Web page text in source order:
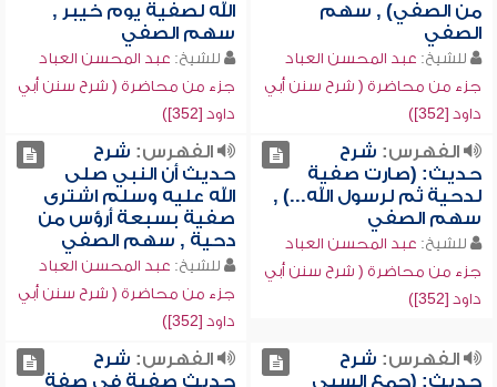
من الصفي) , سهم
الصفي
للشيخ: عبد المحسن العباد
جزء من محاضرة ( شرح سنن أبي
داود [352])
الله لصفية يوم خيبر ,
سهم الصفي
للشيخ: عبد المحسن العباد
جزء من محاضرة ( شرح سنن أبي
داود [352])
الفهرس: شرح
حديث: (صارت صفية
لدحية ثم لرسول الله...) ,
سهم الصفي
للشيخ: عبد المحسن العباد
جزء من محاضرة ( شرح سنن أبي
داود [352])
الفهرس: شرح
حديث أن النبي صلى
الله عليه وسلم اشترى
صفية بسبعة أرؤس من
دحية , سهم الصفي
للشيخ: عبد المحسن العباد
جزء من محاضرة ( شرح سنن أبي
داود [352])
الفهرس: شرح
حديث: (جمع السبي
الفهرس: شرح
حديث صفية في صفة